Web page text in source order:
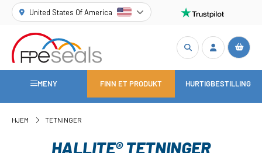
United States Of America
MENY FINN ET PRODUKT HURTIGBESTILLING
HJEM TETNINGER
HALLITE® TETNINGER